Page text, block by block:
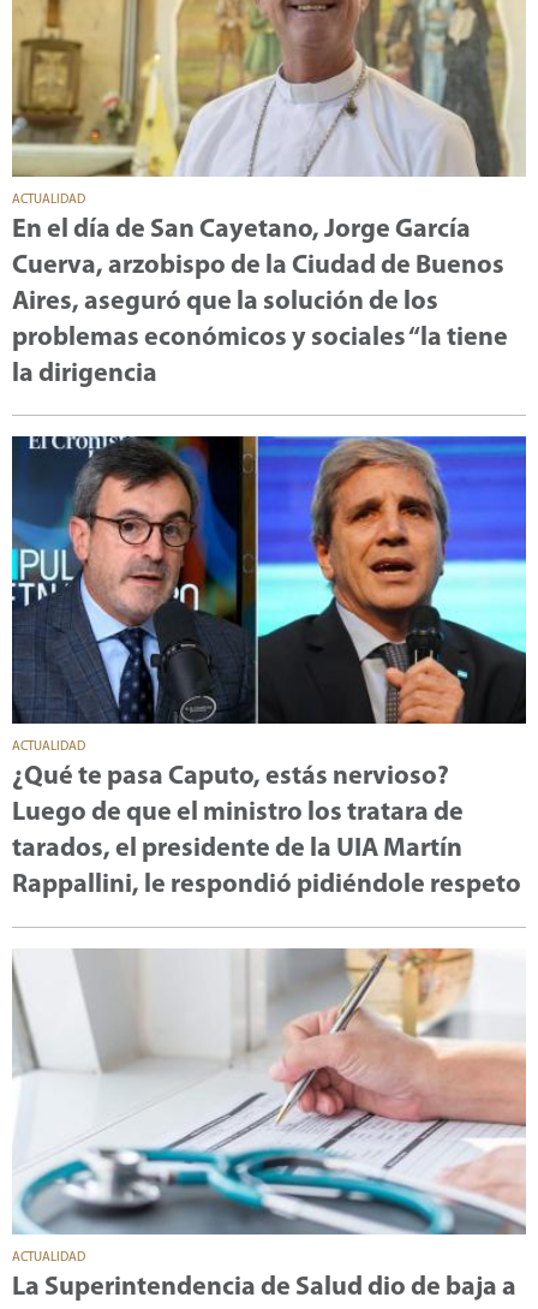
ACTUALIDAD
En el día de San Cayetano, Jorge García
Cuerva, arzobispo de la Ciudad de Buenos
Aires, aseguró que la solución de los
problemas económicos y sociales “la tiene
la dirigencia
ACTUALIDAD
¿Qué te pasa Caputo, estás nervioso?
Luego de que el ministro los tratara de
tarados, el presidente de la UIA Martín
Rappallini, le respondió pidiéndole respeto
ACTUALIDAD
La Superintendencia de Salud dio de baja a